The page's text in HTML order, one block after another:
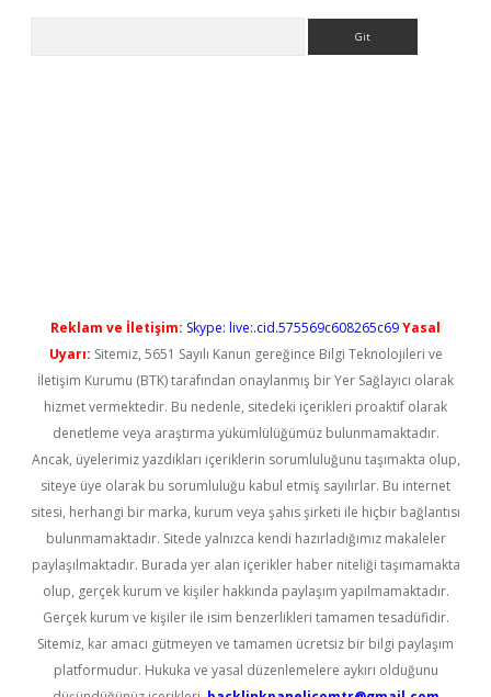
Reklam ve İletişim: Skype: live:.cid.575569c608265c69Yasal
Uyarı: Sitemiz, 5651 Sayılı Kanun gereğince Bilgi Teknolojileri ve
İletişim Kurumu (BTK) tarafından onaylanmış bir Yer Sağlayıcı olarak
hizmet vermektedir. Bu nedenle, sitedeki içerikleri proaktif olarak
denetleme veya araştırma yükümlülüğümüz bulunmamaktadır.
Ancak, üyelerimiz yazdıkları içeriklerin sorumluluğunu taşımakta olup,
siteye üye olarak bu sorumluluğu kabul etmiş sayılırlar. Bu internet
sitesi, herhangi bir marka, kurum veya şahıs şirketi ile hiçbir bağlantısı
bulunmamaktadır. Sitede yalnızca kendi hazırladığımız makaleler
paylaşılmaktadır. Burada yer alan içerikler haber niteliği taşımamakta
olup, gerçek kurum ve kişiler hakkında paylaşım yapılmamaktadır.
Gerçek kurum ve kişiler ile isim benzerlikleri tamamen tesadüfidir.
Sitemiz, kar amacı gütmeyen ve tamamen ücretsiz bir bilgi paylaşım
platformudur. Hukuka ve yasal düzenlemelere aykırı olduğunu